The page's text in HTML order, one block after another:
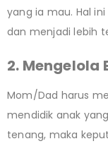
yang ia mau. Hal
dan menjadi lebih
2. Mengelola
Mom/Dad harus
mendidik anak
tenang, maka